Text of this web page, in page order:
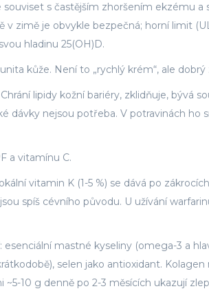
s častějším zhoršením ekzému a
zimě je obvykle bezpečná; horní limit
hladinu 25(OH)D.
kůže. Není to „rychlý krém“, ale
lipidy kožní bariéry, zklidňuje, bývá
dávky nejsou potřeba. V potravinách ho
a vitamínu C.
vitamin K (1-5 %) se dává po
spíš cévního původu. U užívání
mastné kyseliny (omega-3 a
selen jako antioxidant.
10 g denně po 2-3 měsících ukazují